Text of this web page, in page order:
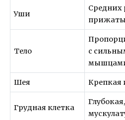
Уши
Средних
Тело
с
Шея Крепкая
Грудная клетка